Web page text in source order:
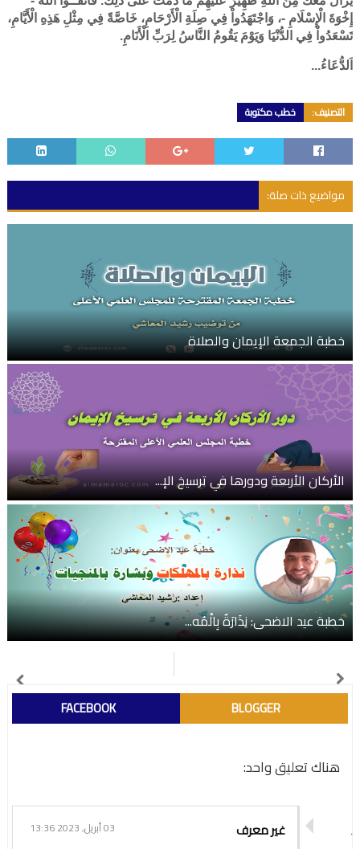
إِخْوَةَ الْإِسْلَامِ -، وَاجْتَهَدُواْ فِي صِلَةِ الْأَرْحَامِ، خَاصَّةً فِي مِثْلِ هَذِهِ الْأَيَّامِ،
تَسْعَدُواْ فِي الدُّنْيَا وَيَوْمَ يَقُومُ النَّاسُ لِرَبِّ الْأَنَامِ.
اَلدُّعَاءُ...
التصنيف: خطب مكتوبة
مواضيع ذات صلة:
خطبة الجمعة الإيمان والصلاة
الأركان الأربعة ودورها في ترسيخ الإ...
خطبة عيد الاضحى: نِذَارَةٌ بِالْمُه...
BLOGGER
FACEBOOK
هناك تعليق واحد:
غير معرف 03 أبريل, 2023 13:36